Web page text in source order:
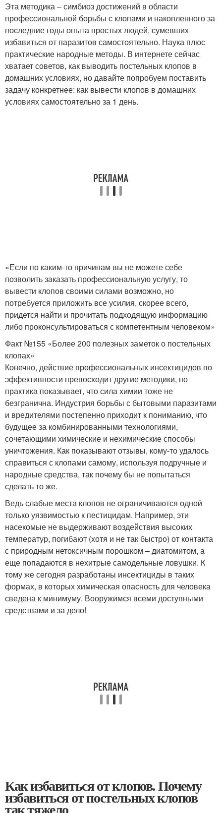
Эта методика – симбиоз достижений в области
профессиональной борьбы с клопами и накопленного за
последние годы опыта простых людей, сумевших
избавиться от паразитов самостоятельно. Наука плюс
практические народные методы. В интернете сейчас
хватает советов, как выводить постельных клопов в
домашних условиях, но давайте попробуем поставить
задачу конкретнее: как вывести клопов в домашних
условиях самостоятельно за 1 день.
«Если по каким-то причинам вы не можете себе
позволить заказать профессиональную услугу, то
вывести клопов своими силами возможно, но
потребуется приложить все усилия, скорее всего,
придется найти и прочитать подходящую информацию
либо проконсультироваться с компетентным человеком»
Факт №155 «Более 200 полезных заметок о постельных
клопах»
Конечно, действие профессиональных инсектицидов по
эффективности превосходит другие методики, но
практика показывает, что сила химии тоже не
безгранична. Индустрия борьбы с бытовыми паразитами
и вредителями постепенно приходит к пониманию, что
будущее за комбинированными технологиями,
сочетающими химические и нехимические способы
уничтожения. Как показывают отзывы, кому-то удалось
справиться с клопами самому, используя подручные и
народные средства, так почему бы не попытаться
сделать то же.
Ведь слабые места клопов не ограничиваются одной
только уязвимостью к пестицидам. Например, эти
насекомые не выдерживают воздействия высоких
температур, погибают (хотя и не так быстро) от контакта
с природным нетоксичным порошком – диатомитом, а
еще попадаются в нехитрые самодельные ловушки. К
тому же сегодня разработаны инсектициды в таких
формах, в которых химическая опасность для человека
сведена к минимуму. Вооружимся всеми доступными
средствами и за дело!
Как избавиться от клопов. Почему
избавиться от постельных клопов